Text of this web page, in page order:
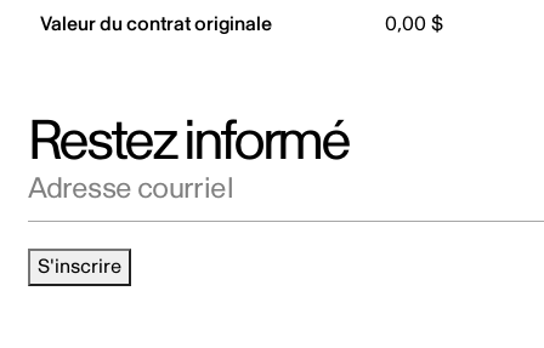
Valeur du contrat originale 0,00 $
Restez informé
S'inscrire